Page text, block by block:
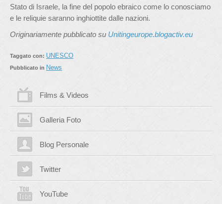
Stato di Israele, la fine del popolo ebraico come lo conosciamo
e le reliquie saranno inghiottite dalle nazioni.
Originariamente pubblicato su Unitingeurope.blogactiv.eu
Taggato con: UNESCO
Pubblicato in News
Films & Videos
Galleria Foto
Blog Personale
Twitter
YouTube